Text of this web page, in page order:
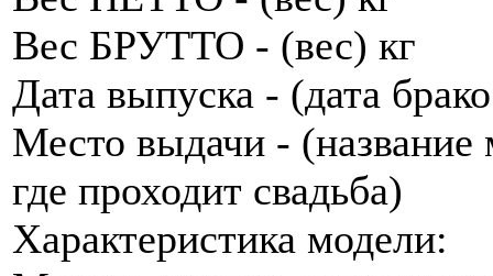
Вес БРУТТО - (вес) кг
Дата выпуска - (дата
Место выдачи - (название
где проходит свадьба)
Характеристика модели: